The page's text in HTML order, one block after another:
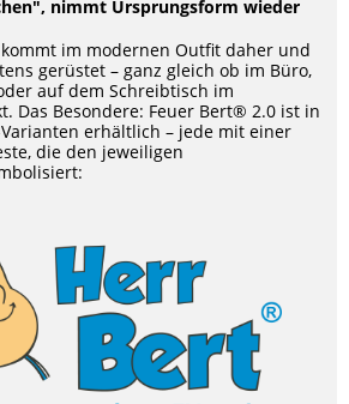
nimmt Ursprungsform wieder
im modernen Outfit daher und
gerüstet – ganz gleich ob im Büro,
auf dem Schreibtisch im
Das Besondere: Feuer Bert® 2.0 ist in
erhältlich – jede mit einer
die den jeweiligen